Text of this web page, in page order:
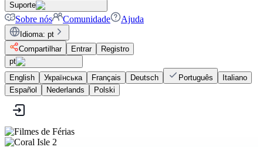
Suporte
Sobre nós Comunidade Ajuda
Idioma: pt
Compartilhar
Entrar
Registro
pt
English
Українська Français Deutsch Português
Italiano
Español
Nederlands Polski